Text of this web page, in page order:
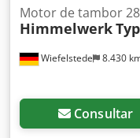
Wiefelstede 8.430
Motor de tambor
Himmelwerk
Consultar